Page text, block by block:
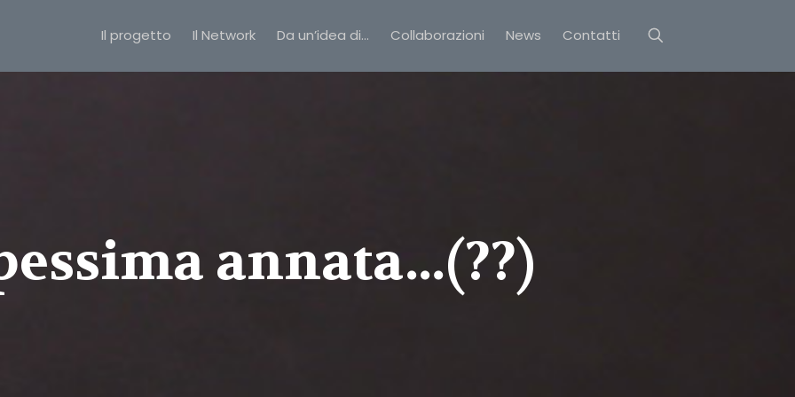
Il progetto Il Network Da un’idea di… Collaborazioni News Contatti
annata…(??)